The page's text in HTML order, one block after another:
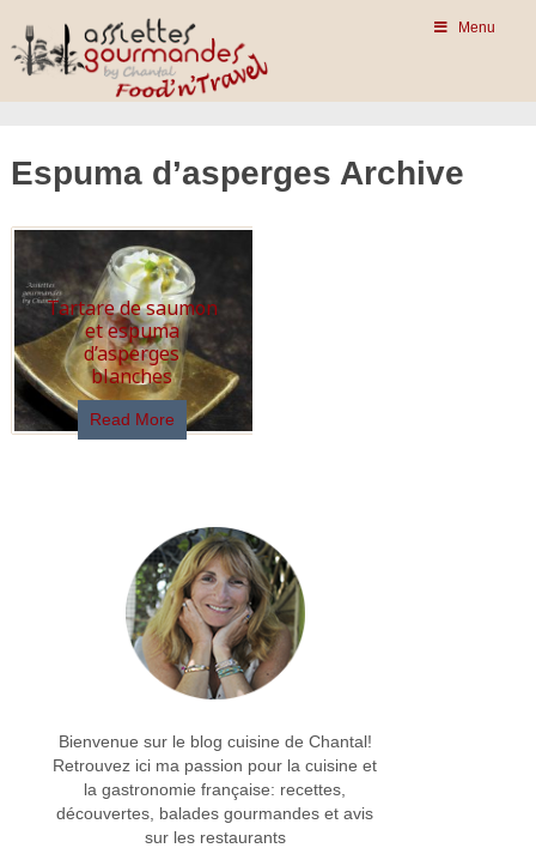
Menu
Espuma d’asperges Archive
Tartare de saumon
et espuma
d’asperges
blanches
Read More
Bienvenue sur le blog cuisine de Chantal!
Retrouvez ici ma passion pour la cuisine et
la gastronomie française: recettes,
découvertes, balades gourmandes et avis
sur les restaurants